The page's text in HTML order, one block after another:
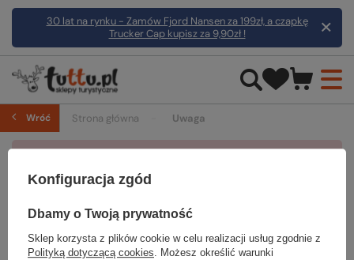
30 lat na rynku - Zamów Fjord Nansen za 199zł, a czapkę
Trucker Cap kupisz za 9,90zł !
Wróć Strona główna Uwaga
odbioru osobistego.
POWRÓT
Konfiguracja zgód
Dbamy o Twoją prywatność
Sklep korzysta z plików cookie w celu realizacji usług zgodnie z
Polityką dotyczącą cookies. Możesz określić warunki